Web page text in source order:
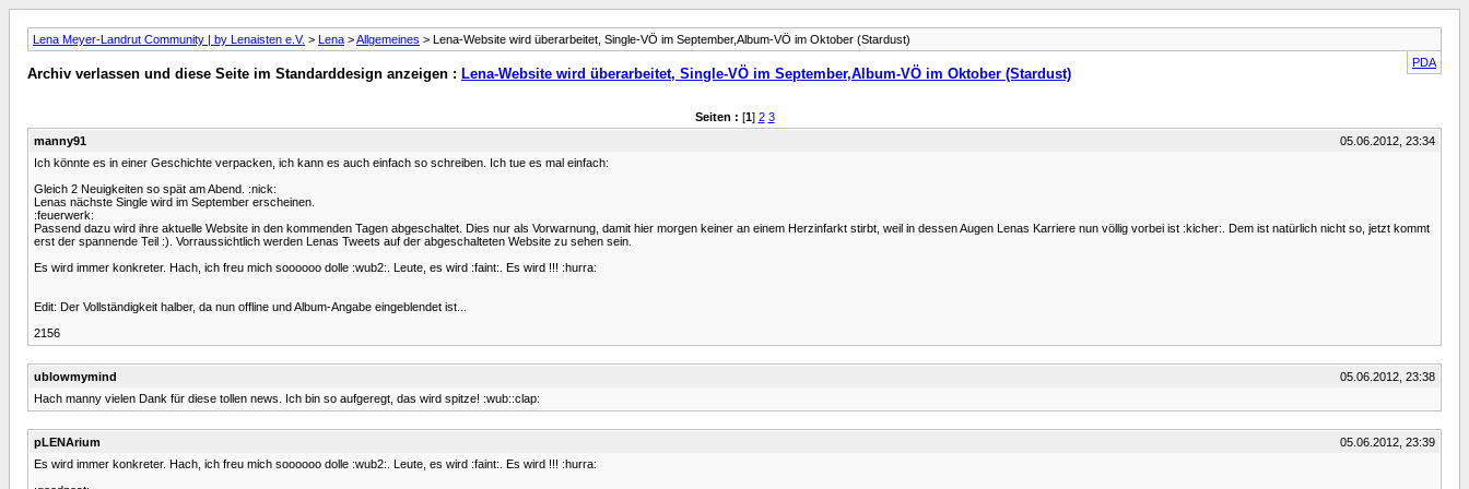
Lena Meyer-Landrut Community | by Lenaisten e.V. > Lena >Allgemeines > Lena-Website wird überarbeitet, Single-VÖ im September,Album-VÖ im Oktober (Stardust)
PDA
Archiv verlassen und diese Seite im Standarddesign anzeigen : Lena-Website wird überarbeitet, Single-VÖ im September,Album-VÖ im Oktober (Stardust)
Seiten : [1] 2 3
manny91
05.06.2012, 23:34
Ich könnte es in einer Geschichte verpacken, ich kann es auch einfach so schreiben. Ich tue es mal einfach:
Gleich 2 Neuigkeiten so spät am Abend. :nick:
Lenas nächste Single wird im September erscheinen.
:feuerwerk:
Passend dazu wird ihre aktuelle Website in den kommenden Tagen abgeschaltet. Dies nur als Vorwarnung, damit hier morgen keiner an einem Herzinfarkt stirbt, weil in dessen Augen Lenas Karriere nun völlig vorbei ist :kicher:. Dem ist natürlich nicht so, jetzt kommt
erst der spannende Teil :). Vorraussichtlich werden Lenas Tweets auf der abgeschalteten Website zu sehen sein.
Es wird immer konkreter. Hach, ich freu mich soooooo dolle :wub2:. Leute, es wird :faint:. Es wird !!! :hurra:
Edit: Der Vollständigkeit halber, da nun offline und Album-Angabe eingeblendet ist...
2156
ublowmymind
05.06.2012, 23:38
Hach manny vielen Dank für diese tollen news. Ich bin so aufgeregt, das wird spitze! :wub::clap:
pLENArium
05.06.2012, 23:39
Es wird immer konkreter. Hach, ich freu mich soooooo dolle :wub2:. Leute, es wird :faint:. Es wird !!! :hurra: